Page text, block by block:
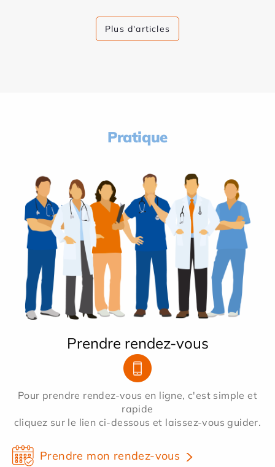
Plus d'articles
Pratique
Prendre rendez-vous
Pour prendre rendez-vous en ligne, c'est simple et
rapide
cliquez sur le lien ci-dessous et laissez-vous guider.
Prendre mon rendez-vous